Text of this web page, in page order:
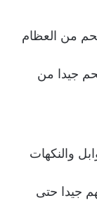
من العظام
جيدا من
والنكهات
جيدا حتى